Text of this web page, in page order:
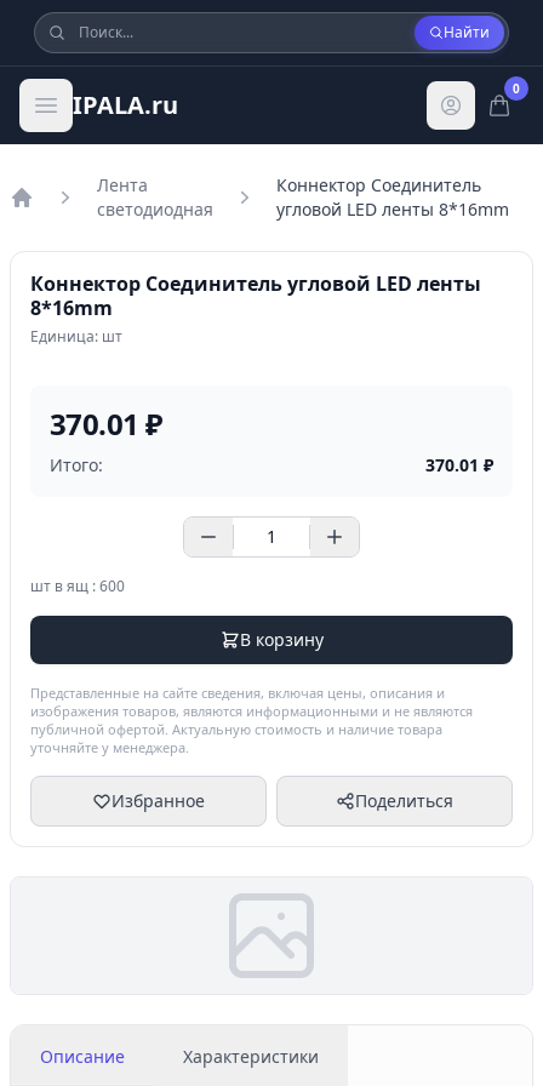
Найти
IPALA.ru
0
Лента
светодиодная
Коннектор Соединитель
угловой LED ленты 8*16mm
Коннектор Соединитель угловой LED ленты
8*16mm
Единица: шт
370.01 ₽
Итого: 370.01 ₽
шт в ящ : 600
В корзину
Представленные на сайте сведения, включая цены, описания и
изображения товаров, являются информационными и не являются
публичной офертой. Актуальную стоимость и наличие товара
уточняйте у менеджера.
Избранное Поделиться
Описание Характеристики